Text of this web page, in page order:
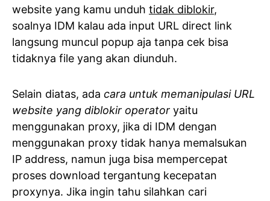
website yang kamu unduh tidak diblokir,
soalnya IDM kalau ada input URL direct link
langsung muncul popup aja tanpa cek bisa
tidaknya file yang akan diunduh.
Selain diatas, ada cara untuk memanipulasi URL
website yang diblokir operator yaitu
menggunakan proxy, jika di IDM dengan
menggunakan proxy tidak hanya memalsukan
IP address, namun juga bisa mempercepat
proses download tergantung kecepatan
proxynya. Jika ingin tahu silahkan cari